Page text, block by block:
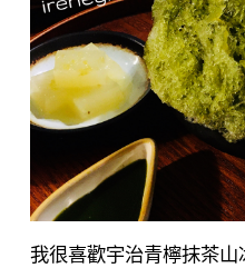
我很喜歡宇治青檸抹茶